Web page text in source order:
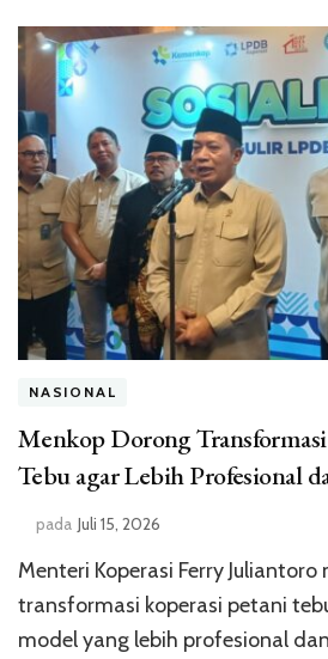
NASIONAL
Menkop Dorong
Tebu agar Lebih Profesional
pada Juli 15, 2026
Menteri Koperasi Ferry
transformasi koperasi petani
model yang lebih profesional